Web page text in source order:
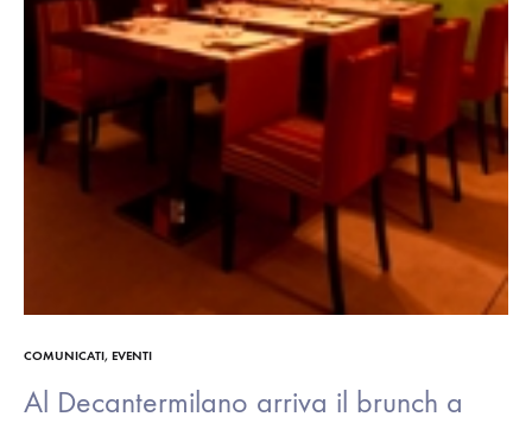
COMUNICATI, EVENTI
Al Decantermilano arriva il brunch a